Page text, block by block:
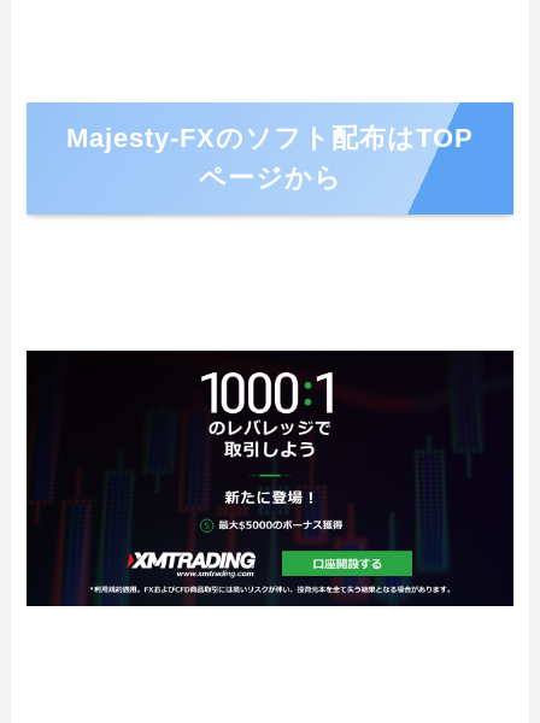
Majesty-FXのソフト配布はTOP
ページから